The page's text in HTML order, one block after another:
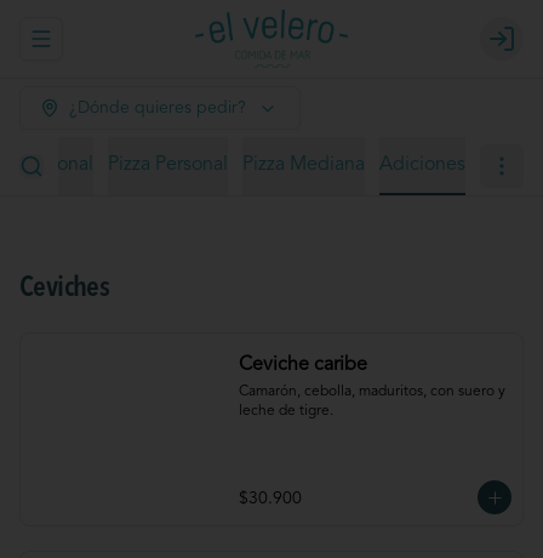
Abrir menu de navegación Login
¿Dónde quieres pedir?
personal Pizza Personal Pizza Mediana Adiciones
Ceviches
Ceviche caribe
Camarón, cebolla, maduritos, con suero y
leche de tigre.
$30.900